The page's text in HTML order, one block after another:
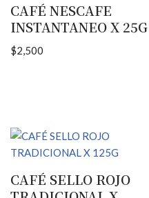
CAFÉ NESCAFE
INSTANTANEO X 25G
$2,500
CAFÉ SELLO ROJO